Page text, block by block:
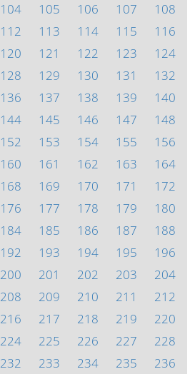
104 105 106 107
108
112 113 114 115
116
120 121 122 123
124
128 129 130 131
132
136 137 138 139
140
144 145 146 147
148
152 153 154 155
156
160 161 162 163
164
168 169 170 171
172
176 177 178 179
180
184 185 186 187
188
192 193 194 195
196
200 201 202 203
204
208 209 210 211
212
216 217 218 219
220
224 225 226 227
228
232 233 234 235
236